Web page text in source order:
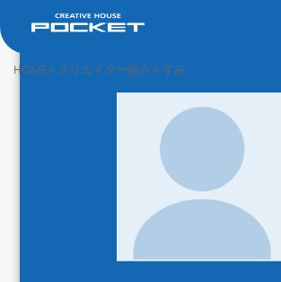
HOME> クリエイター紹介 > すみ